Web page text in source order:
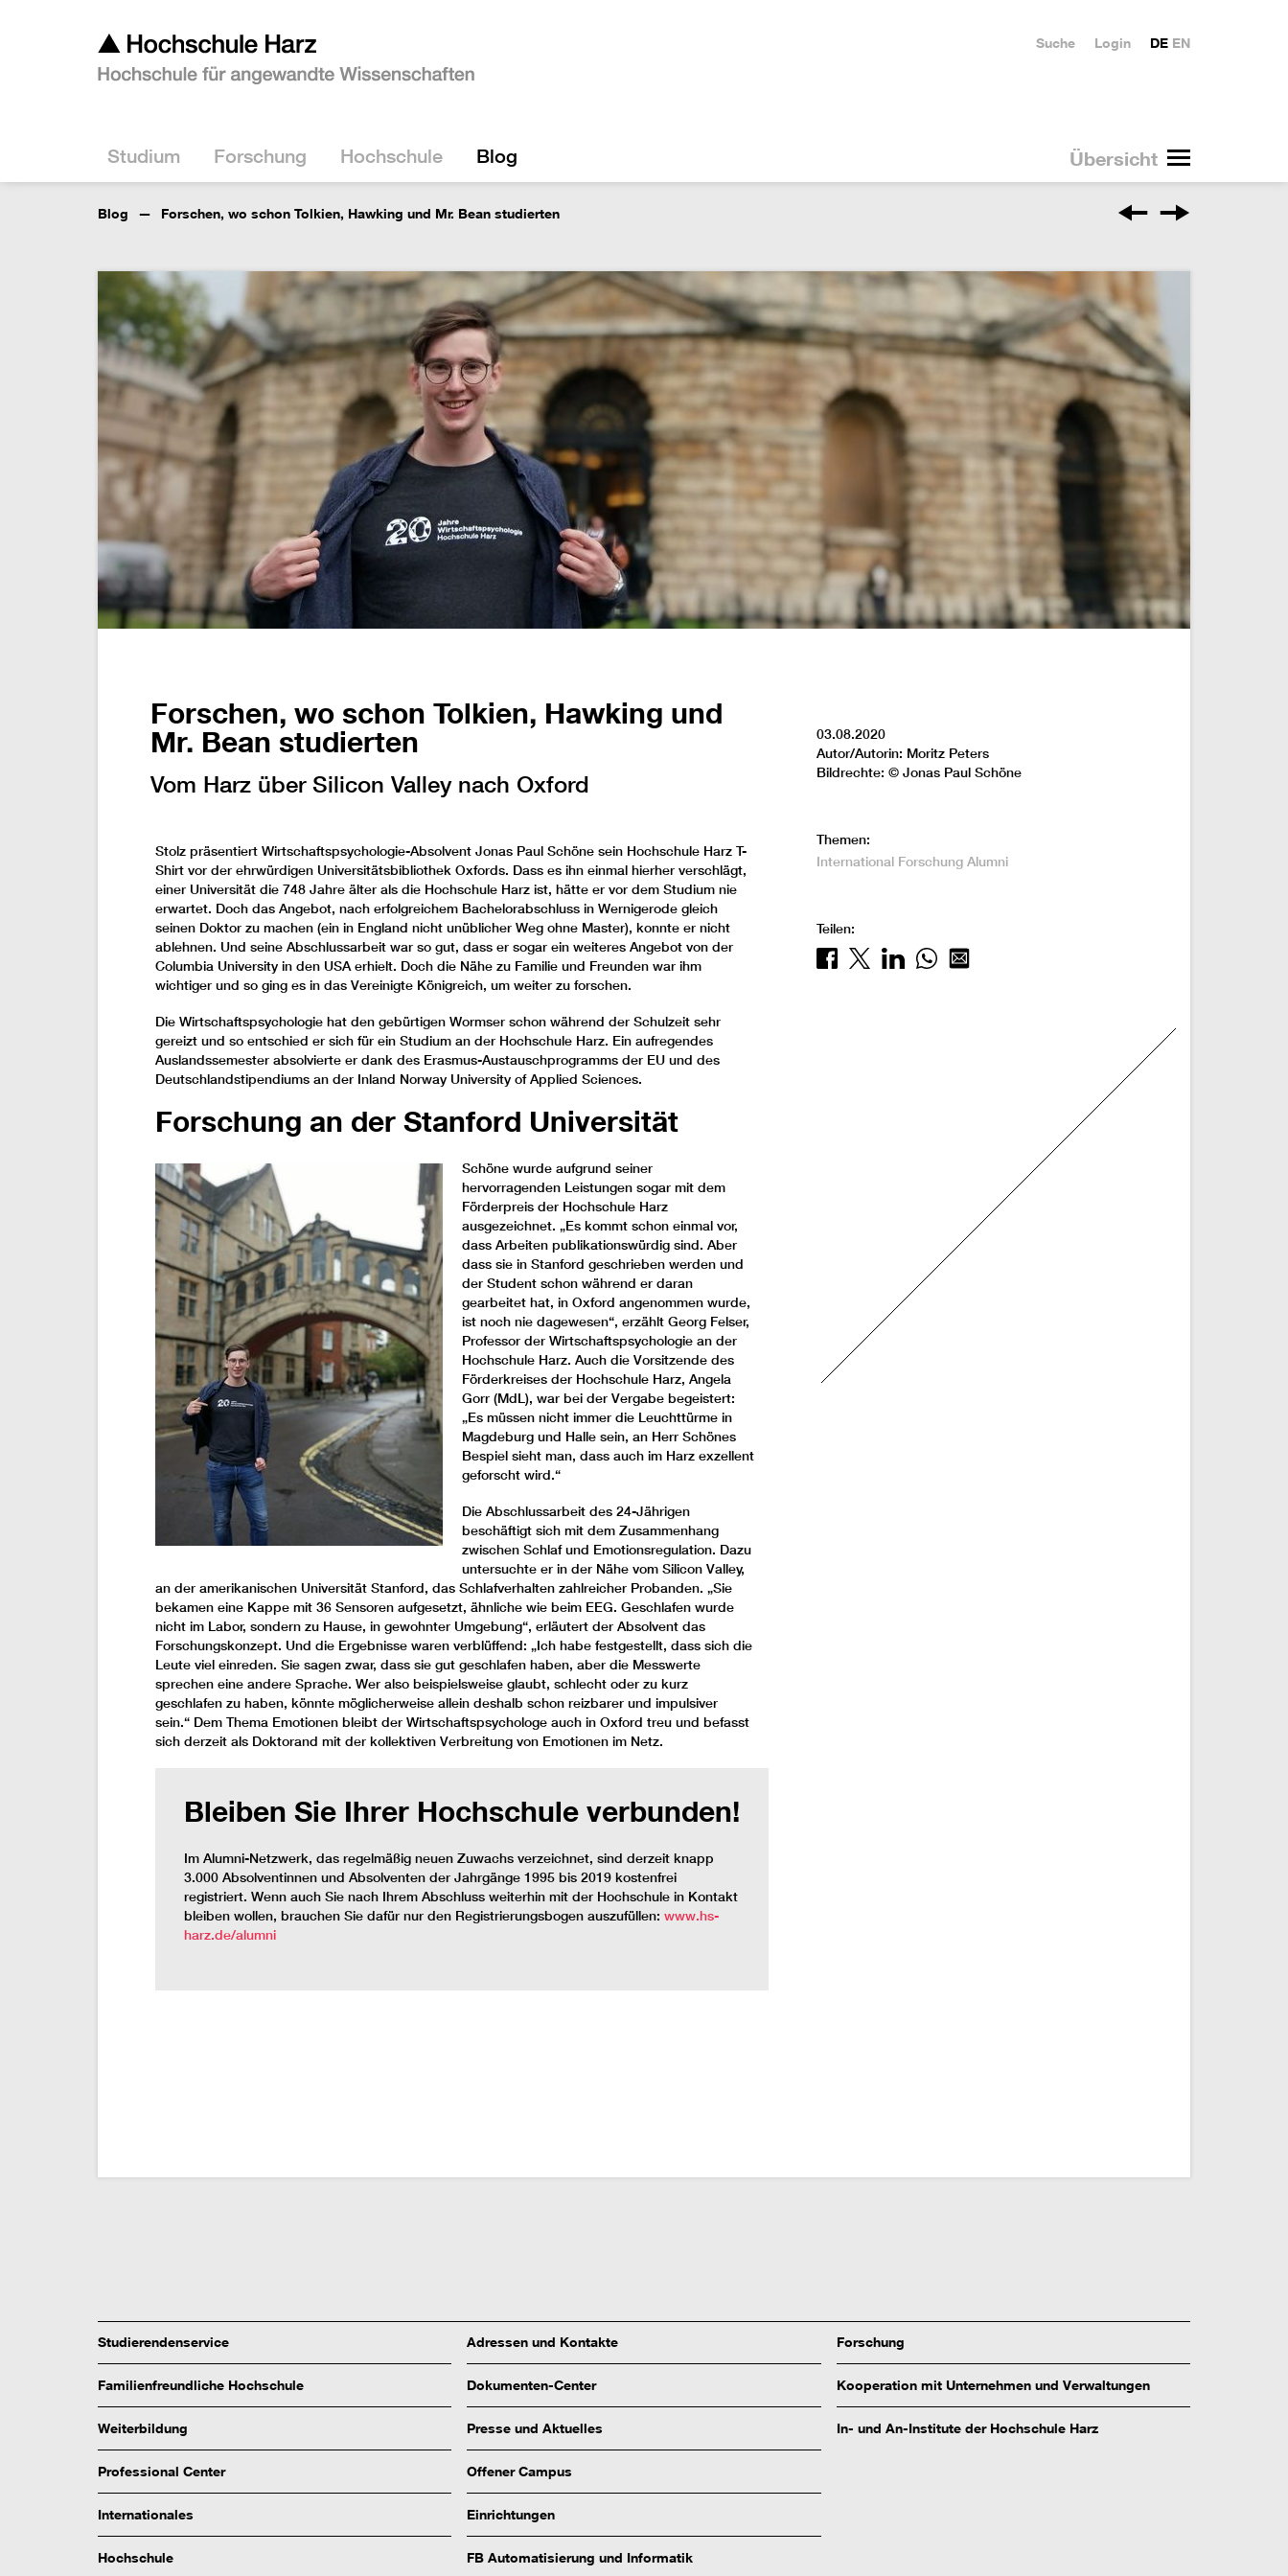
Übersicht
Studium Forschung Hochschule Blog
DE EN
Login
Suche
Blog Forschen, wo schon Tolkien, Hawking und Mr. Bean studierten
Forschen, wo schon Tolkien, Hawking und
Mr. Bean studierten
Vom Harz über Silicon Valley nach Oxford
Stolz präsentiert Wirtschaftspsychologie-Absolvent Jonas Paul Schöne sein Hochschule Harz T-
Shirt vor der ehrwürdigen Universitätsbibliothek Oxfords. Dass es ihn einmal hierher verschlägt,
einer Universität die 748 Jahre älter als die Hochschule Harz ist, hätte er vor dem Studium nie
erwartet. Doch das Angebot, nach erfolgreichem Bachelorabschluss in Wernigerode gleich
seinen Doktor zu machen (ein in England nicht unüblicher Weg ohne Master), konnte er nicht
ablehnen. Und seine Abschlussarbeit war so gut, dass er sogar ein weiteres Angebot von der
Columbia University in den USA erhielt. Doch die Nähe zu Familie und Freunden war ihm
wichtiger und so ging es in das Vereinigte Königreich, um weiter zu forschen.
Die Wirtschaftspsychologie hat den gebürtigen Wormser schon während der Schulzeit sehr
gereizt und so entschied er sich für ein Studium an der Hochschule Harz. Ein aufregendes
Auslandssemester absolvierte er dank des Erasmus-Austauschprogramms der EU und des
Deutschlandstipendiums an der Inland Norway University of Applied Sciences.
Forschung an der Stanford Universität
Schöne wurde aufgrund seiner
hervorragenden Leistungen sogar mit dem
Förderpreis der Hochschule Harz
ausgezeichnet. „Es kommt schon einmal vor,
dass Arbeiten publikationswürdig sind. Aber
dass sie in Stanford geschrieben werden und
der Student schon während er daran
gearbeitet hat, in Oxford angenommen wurde,
ist noch nie dagewesen“, erzählt Georg Felser,
Professor der Wirtschaftspsychologie an der
Hochschule Harz. Auch die Vorsitzende des
Förderkreises der Hochschule Harz, Angela
Gorr (MdL), war bei der Vergabe begeistert:
„Es müssen nicht immer die Leuchttürme in
Magdeburg und Halle sein, an Herr Schönes
Bespiel sieht man, dass auch im Harz exzellent
geforscht wird.“
Die Abschlussarbeit des 24-Jährigen
beschäftigt sich mit dem Zusammenhang
zwischen Schlaf und Emotionsregulation. Dazu
untersuchte er in der Nähe vom Silicon Valley,
an der amerikanischen Universität Stanford, das Schlafverhalten zahlreicher Probanden. „Sie
bekamen eine Kappe mit 36 Sensoren aufgesetzt, ähnliche wie beim EEG. Geschlafen wurde
nicht im Labor, sondern zu Hause, in gewohnter Umgebung“, erläutert der Absolvent das
Forschungskonzept. Und die Ergebnisse waren verblüffend: „Ich habe festgestellt, dass sich die
Leute viel einreden. Sie sagen zwar, dass sie gut geschlafen haben, aber die Messwerte
sprechen eine andere Sprache. Wer also beispielsweise glaubt, schlecht oder zu kurz
geschlafen zu haben, könnte möglicherweise allein deshalb schon reizbarer und impulsiver
sein.“ Dem Thema Emotionen bleibt der Wirtschaftspsychologe auch in Oxford treu und befasst
sich derzeit als Doktorand mit der kollektiven Verbreitung von Emotionen im Netz.
Bleiben Sie Ihrer Hochschule verbunden!
Im Alumni-Netzwerk, das regelmäßig neuen Zuwachs verzeichnet, sind derzeit knapp
3.000 Absolventinnen und Absolventen der Jahrgänge 1995 bis 2019 kostenfrei
registriert. Wenn auch Sie nach Ihrem Abschluss weiterhin mit der Hochschule in Kontakt
bleiben wollen, brauchen Sie dafür nur den Registrierungsbogen auszufüllen: www.hs-
harz.de/alumni
03.08.2020
Autor/Autorin: Moritz Peters
Bildrechte: © Jonas Paul Schöne
Themen:
International Forschung Alumni
Teilen:
Studierendenservice
Familienfreundliche Hochschule
Weiterbildung
Professional Center
Internationales
Hochschule
Adressen und Kontakte
Dokumenten-Center
Presse und Aktuelles
Offener Campus
Einrichtungen
FB Automatisierung und Informatik
Forschung
Kooperation mit Unternehmen und Verwaltungen
In- und An-Institute der Hochschule Harz